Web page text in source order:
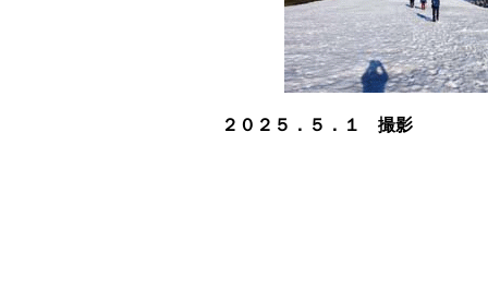
２０２５．５．１ 撮影